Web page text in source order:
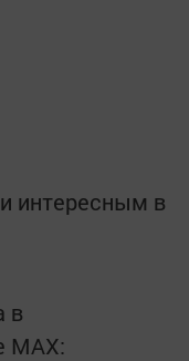
интересным в
в
MАХ: